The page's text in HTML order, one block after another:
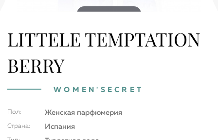
Double tap to zoom
LITTELE TEMPTATION
BERRY
WOMEN'SECRET
Пол: Женская парфюмерия
Страна: Испания